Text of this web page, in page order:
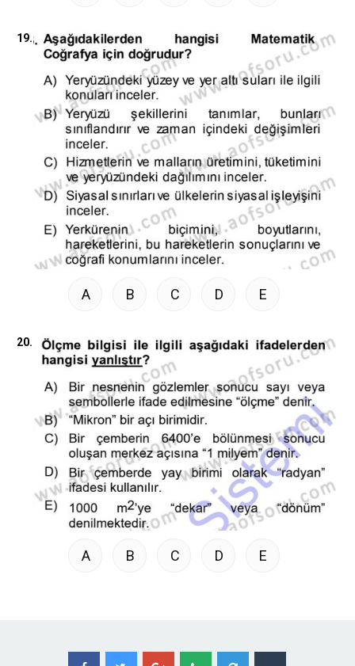
19.
A B C D E
20.
A B C D E